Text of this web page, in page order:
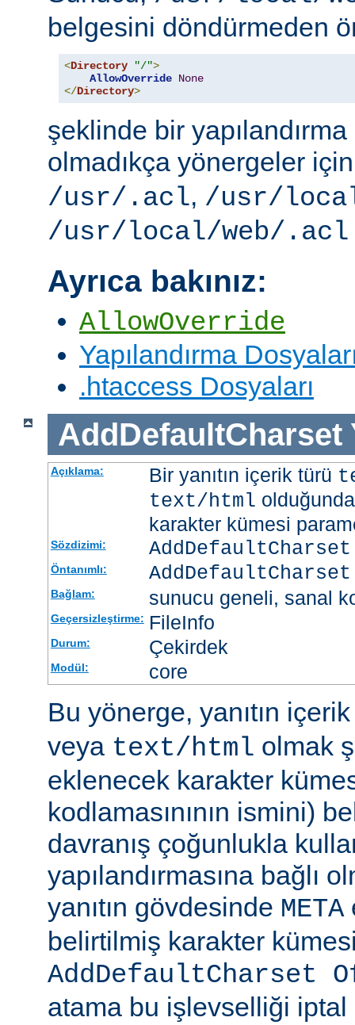
belgesini döndürmeden
<Directory "/">
AllowOverride None
</Directory>
şeklinde bir
olmadıkça yönergeler
/usr/.acl, /usr/
/usr/local/web/.acl
Ayrıca bakınız:
AllowOverride
Yapılandırma
.htaccess Dosyaları
AddDefaultCharset
Açıklama: Bir yanıtın içerik türü
text/html
karakter kümesi
Sözdizimi:
Öntanımlı:
Bağlam: sunucu geneli, sanal
Geçersizleştirme: FileInfo
Durum: Çekirdek
Modül: core
Bu yönerge, yanıtın
veya text/html olmak
eklenecek karakter
kodlamasınının ismini)
davranış çoğunlukla
yapılandırmasına bağlı
yanıtın gövdesinde META
belirtilmiş karakter
AddDefaultCharset
atama bu işlevselliği iptal